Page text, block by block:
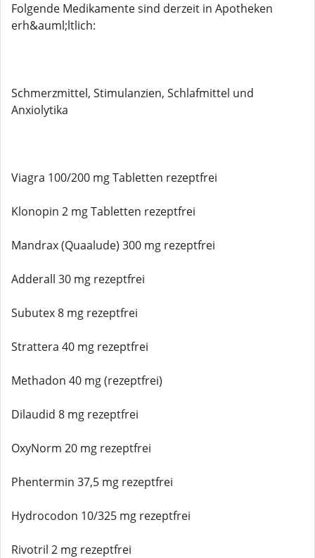
Folgende Medikamente sind derzeit in Apotheken
erh&auml;ltlich:
Schmerzmittel, Stimulanzien, Schlafmittel und
Anxiolytika
Viagra 100/200 mg Tabletten rezeptfrei
Klonopin 2 mg Tabletten rezeptfrei
Mandrax (Quaalude) 300 mg rezeptfrei
Adderall 30 mg rezeptfrei
Subutex 8 mg rezeptfrei
Strattera 40 mg rezeptfrei
Methadon 40 mg (rezeptfrei)
Dilaudid 8 mg rezeptfrei
OxyNorm 20 mg rezeptfrei
Phentermin 37,5 mg rezeptfrei
Hydrocodon 10/325 mg rezeptfrei
Rivotril 2 mg rezeptfrei